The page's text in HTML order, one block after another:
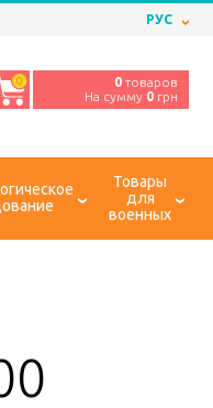
РУС
0 0 товаров
На сумму 0 грн
Товары
для
военных